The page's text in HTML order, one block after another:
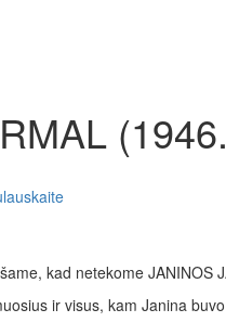
kad netekome JANINOS
ir visus, kam Janina